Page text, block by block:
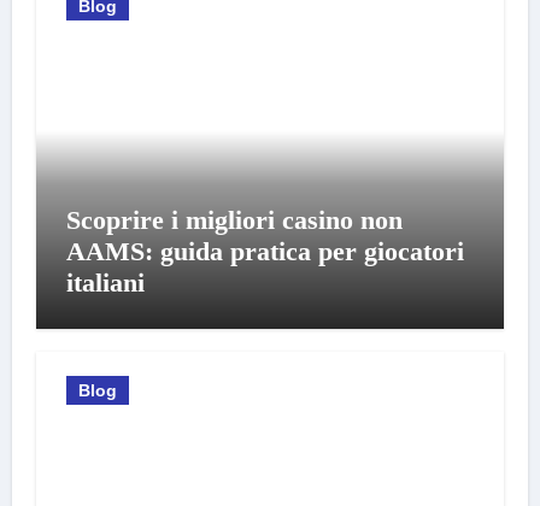
Blog
Scoprire i migliori casino non
AAMS: guida pratica per giocatori
italiani
Blog